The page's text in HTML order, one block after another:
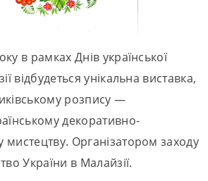
в рамках Днів української
відбудеться унікальна виставка,
розпису —
декоративно-
Організатором заходу
України в Малайзії.